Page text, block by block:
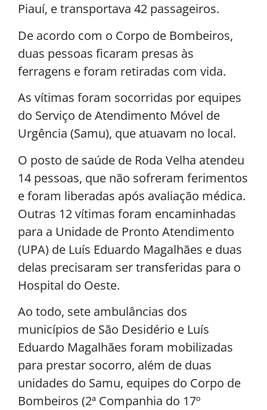
Piauí, e transportava 42 passageiros.
De acordo com o Corpo de Bombeiros,
duas pessoas ficaram presas às
ferragens e foram retiradas com vida.
As vítimas foram socorridas por equipes
do Serviço de Atendimento Móvel de
Urgência (Samu), que atuavam no local.
O posto de saúde de Roda Velha atendeu
14 pessoas, que não sofreram ferimentos
e foram liberadas após avaliação médica.
Outras 12 vítimas foram encaminhadas
para a Unidade de Pronto Atendimento
(UPA) de Luís Eduardo Magalhães e duas
delas precisaram ser transferidas para o
Hospital do Oeste.
Ao todo, sete ambulâncias dos
municípios de São Desidério e Luís
Eduardo Magalhães foram mobilizadas
para prestar socorro, além de duas
unidades do Samu, equipes do Corpo de
Bombeiros (2ª Companhia do 17º